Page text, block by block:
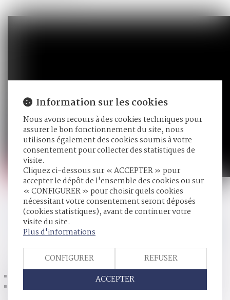
Pour en savoir plus !
HISTORIQUE
Succession : diminuer les droits grâce à l’assurance vie
Pacsés et concubins: mêmes droits que les conjoints en
Information sur les cookies
Nous avons recours à des cookies techniques pour
assurer le bon fonctionnement du site, nous
utilisons également des cookies soumis à votre
consentement pour collecter des statistiques de
visite.
Cliquez ci-dessous sur « ACCEPTER » pour
accepter le dépôt de l'ensemble des cookies ou sur
« CONFIGURER » pour choisir quels cookies
nécessitant votre consentement seront déposés
(cookies statistiques), avant de continuer votre
visite du site.
Plus d'informations
CONFIGURER
REFUSER
ACCEPTER